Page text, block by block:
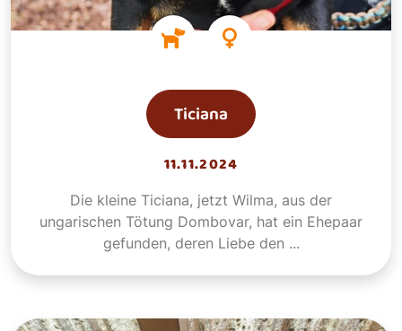
Ticiana
11.11.2024
Die kleine Ticiana, jetzt Wilma, aus der
ungarischen Tötung Dombovar, hat ein Ehepaar
gefunden, deren Liebe den ...